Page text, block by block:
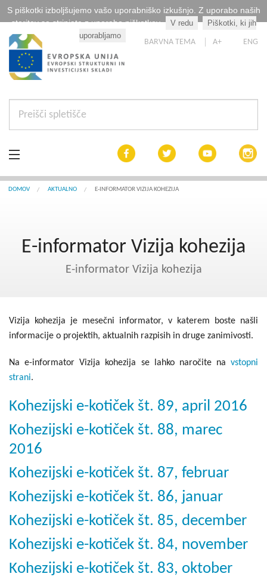
S piškotki izboljšujemo vašo uporabniško izkušnjo. Z uporabo naših
storitev se strinjate z uporabo piškotkov.
V redu
Piškotki, ki jih
uporabljamo
BARVNA TEMA A+ ENG
Aktualno
Interreg Slovenija
Seznam projektov
DOMOV AKTUALNO E-INFORMATOR VIZIJA KOHEZIJA
E-informator Vizija kohezija
E-informator Vizija kohezija
Vizija kohezija je mesečni informator, v katerem boste našli
informacije o projektih, aktualnih razpisih in druge zanimivosti.
Na e-informator Vizija kohezija se lahko naročite na vstopni
strani.
Kohezijski e-kotiček št. 89, april 2016
Kohezijski e-kotiček št. 88, marec
2016
Kohezijski e-kotiček št. 87, februar
Kohezijski e-kotiček št. 86, januar
Kohezijski e-kotiček št. 85, december
Kohezijski e-kotiček št. 84, november
Kohezijski e-kotiček št. 83, oktober